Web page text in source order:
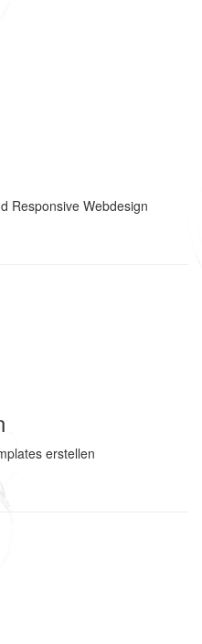
Responsive Webdesign
erstellen